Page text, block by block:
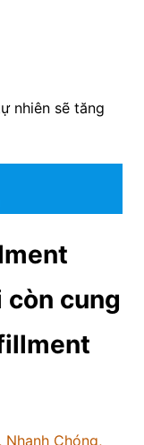
nhiên sẽ tăng
còn cung
Nhanh Chóng,